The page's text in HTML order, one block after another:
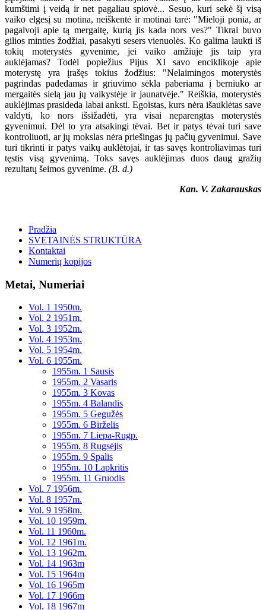
kumštimi į veidą ir net pagaliau spiovė... Sesuo, kuri sekė šį visą
vaiko elgesį su motina, neiškentė ir motinai tarė: "Mieloji ponia, ar
pagalvoji apie tą mergaitę, kurią jis kada nors ves?" Tikrai buvo
gilios minties žodžiai, pasakyti sesers vienuolės. Ko galima laukti iš
tokių moterystės gyvenime, jei vaiko amžiuje jis taip yra
auklėjamas? Todėl popiežius Pijus XI savo enciklikoje apie
moterystę yra įrašęs tokius žodžius: "Nelaimingos moterystės
pagrindas padedamas ir griuvimo sėkla paberiama į berniuko ar
mergaitės sielą jau jų vaikystėje ir jaunatvėje." Reiškia, moterystės
auklėjimas prasideda labai anksti. Egoistas, kurs nėra išauklėtas save
valdyti, ko nors išsižadėti, yra visai neparengtas moterystės
gyvenimui. Dėl to yra atsakingi tėvai. Bet ir patys tėvai turi save
kontroliuoti, ar jų mokslas nėra priešingas jų pačių gyvenimui. Save
turi tikrinti ir patys vaikų auklėtojai, ir tas savęs kontroliavimas turi
tęstis visą gyvenimą. Toks savęs auklėjimas duos daug gražių
rezultatų šeimos gyvenime. (B. d.)
Kan. V. Zakarauskas
Pradžia
SVETAINĖS STRUKTŪRA
Kontaktai
Numerių kopijos
Metai, Numeriai
Vol. 1 1950m.
Vol. 2 1951m.
Vol. 3 1952m.
Vol. 4 1953m.
Vol. 5 1954m.
Vol. 6 1955m.
1955m. 1 Sausis
1955m. 2 Vasaris
1955m. 3 Kovas
1955m. 4 Balandis
1955m. 5 Gegužės
1955m. 6 Birželis
1955m. 7 Liepa-Rugp.
1955m. 8 Rugsėjis
1955m. 9 Spalis
1955m. 10 Lapkritis
1955m. 11 Gruodis
Vol. 7 1956m.
Vol. 8 1957m.
Vol. 9 1958m.
Vol. 10 1959m.
Vol. 11 1960m.
Vol. 12 1961m.
Vol. 13 1962m.
Vol. 14 1963m
Vol. 15 1964m
Vol. 16 1965m
Vol. 17 1966m
Vol. 18 1967m